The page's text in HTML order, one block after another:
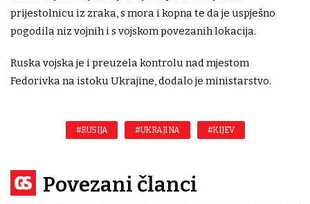
prijestolnicu iz zraka, s mora i kopna te da je uspješno
pogodila niz vojnih i s vojskom povezanih lokacija.
Ruska vojska je i preuzela kontrolu nad mjestom
Fedorivka na istoku Ukrajine, dodalo je ministarstvo.
#RUSIJA #UKRAJINA #KIJEV
Povezani članci